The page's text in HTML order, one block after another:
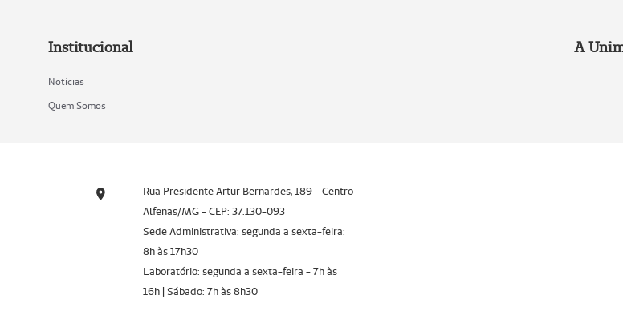
Institucional
Notícias
Quem Somos
A
Rua Presidente Artur Bernardes, 189 - Centro
Alfenas/MG - CEP: 37.130-093
Sede Administrativa: segunda a sexta-feira:
8h às 17h30
Laboratório: segunda a sexta-feira - 7h às
16h | Sábado: 7h às 8h30